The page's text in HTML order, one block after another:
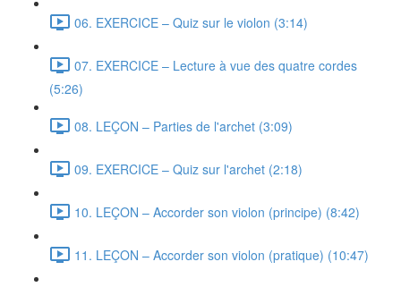
06. EXERCICE – Quiz sur le violon (3:14)
07. EXERCICE – Lecture à vue des quatre cordes
(5:26)
08. LEÇON – Parties de l'archet (3:09)
09. EXERCICE – Quiz sur l'archet (2:18)
10. LEÇON – Accorder son violon (principe) (8:42)
11. LEÇON – Accorder son violon (pratique) (10:47)